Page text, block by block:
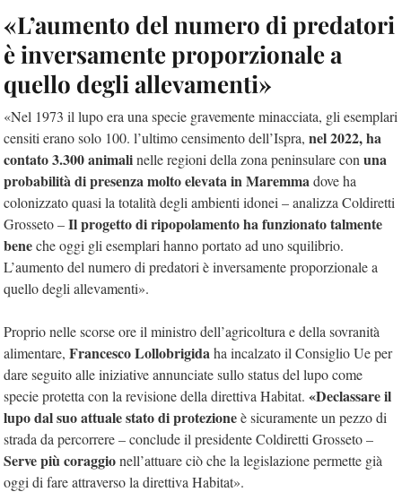
«L’aumento del numero di predatori
è inversamente proporzionale a
quello degli allevamenti»
«Nel 1973 il lupo era una specie gravemente minacciata, gli esemplari
censiti erano solo 100. l’ultimo censimento dell’Ispra, nel 2022, ha
contato 3.300 animalinelle regioni della zona peninsulare con una
probabilità di presenza molto elevata in Maremmadove ha
colonizzato quasi la totalità degli ambienti idonei – analizza Coldiretti
Grosseto –Il progetto di ripopolamento ha funzionato talmente
beneche oggi gli esemplari hanno portato ad uno squilibrio.
L’aumento del numero di predatori è inversamente proporzionale a
quello degli allevamenti».
Proprio nelle scorse ore il ministro dell’agricoltura e della sovranità
alimentare, Francesco Lollobrigidaha incalzato il Consiglio Ue per
dare seguito alle iniziative annunciate sullo status del lupo come
specie protetta con la revisione della direttiva Habitat. «Declassare il
lupo dal suo attuale stato di protezioneè sicuramente un pezzo di
strada da percorrere – conclude il presidente Coldiretti Grosseto –
Serve più coraggionell’attuare ciò che la legislazione permette già
oggi di fare attraverso la direttiva Habitat».